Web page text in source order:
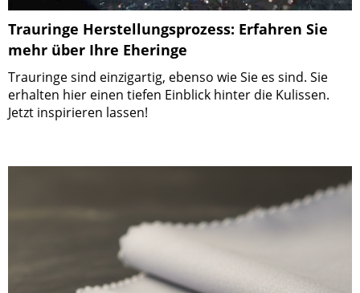
Trauringe Herstellungsprozess: Erfahren Sie
mehr über Ihre Eheringe
Trauringe sind einzigartig, ebenso wie Sie es sind. Sie
erhalten hier einen tiefen Einblick hinter die Kulissen.
Jetzt inspirieren lassen!